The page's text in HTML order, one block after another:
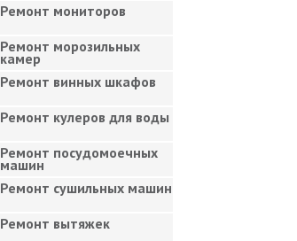
Ремонт мониторов
Ремонт морозильных
камер
Ремонт винных шкафов
Ремонт кулеров для воды
Ремонт посудомоечных
машин
Ремонт сушильных машин
Ремонт вытяжек